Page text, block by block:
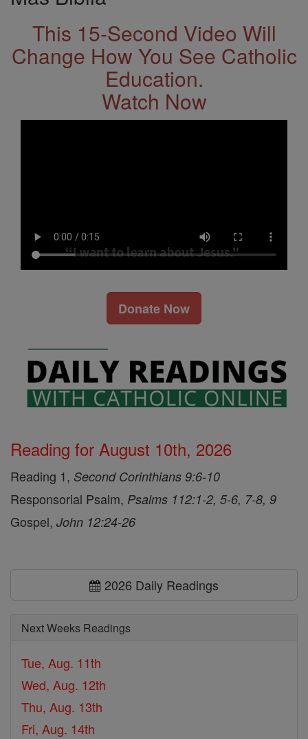
This 15-Second Video Will
Change How You See Catholic
Education.
Watch Now
Donate Now
Reading for August 10th, 2026
Reading 1, Second Corinthians 9:6-10
Responsorial Psalm, Psalms 112:1-2, 5-6, 7-8, 9
Gospel, John 12:24-26
2026 Daily Readings
Next Weeks Readings
Tue, Aug. 11th
Wed, Aug. 12th
Thu, Aug. 13th
Fri, Aug. 14th